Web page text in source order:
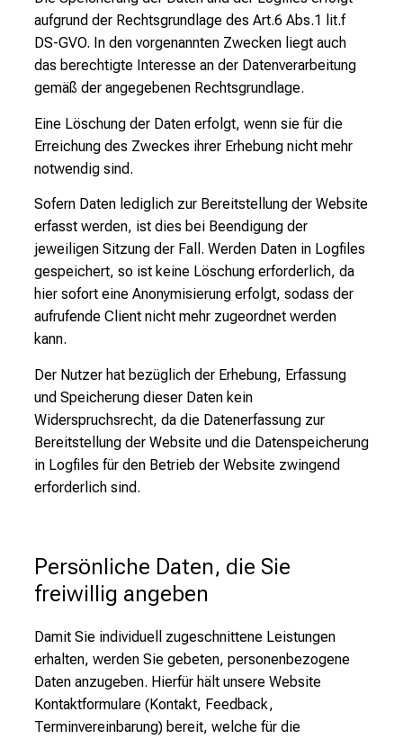
aufgrund der Rechtsgrundlage des Art.6 Abs.1 lit.f
DS-GVO. In den vorgenannten Zwecken liegt auch
das berechtigte Interesse an der Datenverarbeitung
gemäß der angegebenen Rechtsgrundlage.
Eine Löschung der Daten erfolgt, wenn sie für die
Erreichung des Zweckes ihrer Erhebung nicht mehr
notwendig sind.
Sofern Daten lediglich zur Bereitstellung der Website
erfasst werden, ist dies bei Beendigung der
jeweiligen Sitzung der Fall. Werden Daten in Logfiles
gespeichert, so ist keine Löschung erforderlich, da
hier sofort eine Anonymisierung erfolgt, sodass der
aufrufende Client nicht mehr zugeordnet werden
kann.
Der Nutzer hat bezüglich der Erhebung, Erfassung
und Speicherung dieser Daten kein
Widerspruchsrecht, da die Datenerfassung zur
Bereitstellung der Website und die Datenspeicherung
in Logfiles für den Betrieb der Website zwingend
erforderlich sind.
Persönliche Daten, die Sie
freiwillig angeben
Damit Sie individuell zugeschnittene Leistungen
erhalten, werden Sie gebeten, personenbezogene
Daten anzugeben. Hierfür hält unsere Website
Kontaktformulare (Kontakt, Feedback,
Terminvereinbarung) bereit, welche für die